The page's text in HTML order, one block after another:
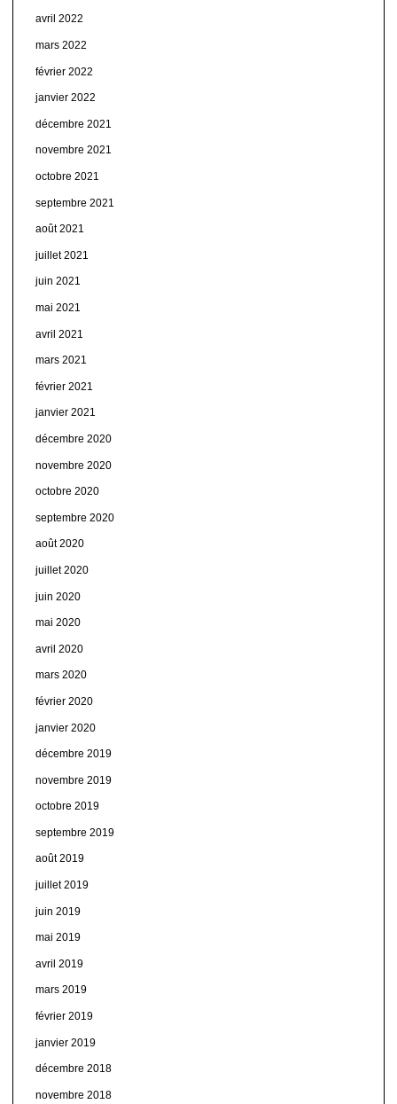
avril 2022
mars 2022
février 2022
janvier 2022
décembre 2021
novembre 2021
octobre 2021
septembre 2021
août 2021
juillet 2021
juin 2021
mai 2021
avril 2021
mars 2021
février 2021
janvier 2021
décembre 2020
novembre 2020
octobre 2020
septembre 2020
août 2020
juillet 2020
juin 2020
mai 2020
avril 2020
mars 2020
février 2020
janvier 2020
décembre 2019
novembre 2019
octobre 2019
septembre 2019
août 2019
juillet 2019
juin 2019
mai 2019
avril 2019
mars 2019
février 2019
janvier 2019
décembre 2018
novembre 2018